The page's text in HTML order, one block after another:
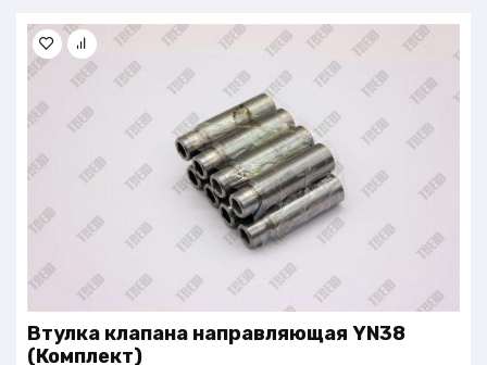
Втулка клапана направляющая YN38
(Комплект)